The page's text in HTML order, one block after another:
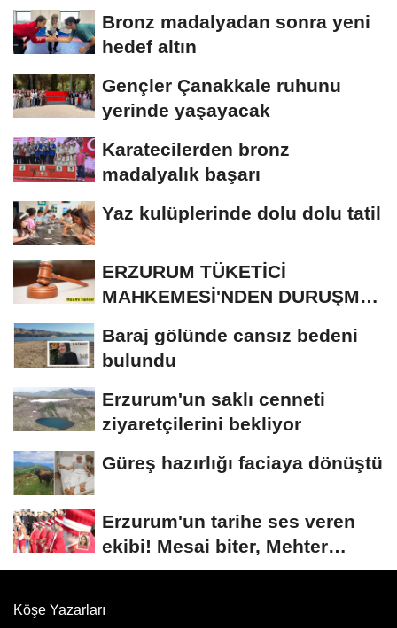
Bronz madalyadan sonra yeni
hedef altın
Gençler Çanakkale ruhunu
yerinde yaşayacak
Karatecilerden bronz
madalyalık başarı
Yaz kulüplerinde dolu dolu tatil
ERZURUM TÜKETİCİ
MAHKEMESİ'NDEN DURUŞMA
Baraj gölünde cansız bedeni
bulundu
Erzurum'un saklı cenneti
ziyaretçilerini bekliyor
Güreş hazırlığı faciaya dönüştü
Erzurum'un tarihe ses veren
ekibi! Mesai biter, Mehter
başlar
Köşe Yazarları